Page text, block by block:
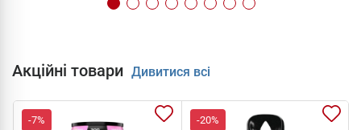
Акційні товари Дивитися всі
-7% -20%